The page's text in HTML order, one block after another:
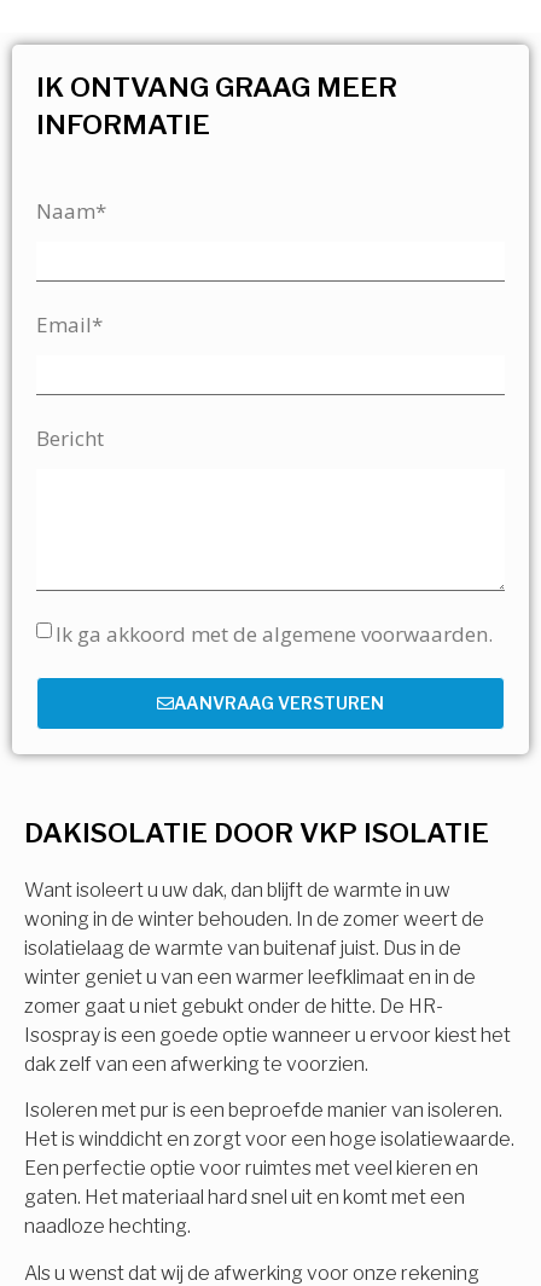
DAKISOLATIE DOOR VKP ISOLATIE
Want isoleert u uw dak, dan blijft de warmte in uw
woning in de winter behouden. In de zomer weert de
isolatielaag de warmte van buitenaf juist. Dus in de
winter geniet u van een warmer leefklimaat en in de
zomer gaat u niet gebukt onder de hitte. De HR-
Isospray is een goede optie wanneer u ervoor kiest het
dak zelf van een afwerking te voorzien.
Isoleren met pur is een beproefde manier van isoleren.
Het is winddicht en zorgt voor een hoge isolatiewaarde.
Een perfectie optie voor ruimtes met veel kieren en
gaten. Het materiaal hard snel uit en komt met een
naadloze hechting.
Als u wenst dat wij de afwerking voor onze rekening
IK ONTVANG GRAAG MEER
INFORMATIE
Naam*
Email*
Bericht
Ik ga akkoord met de algemene voorwaarden.
AANVRAAG VERSTUREN